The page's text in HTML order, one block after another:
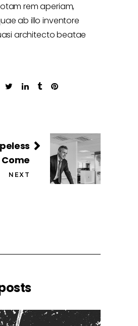
rem aperiam,
ab illo inventore
architecto beatae
NEXT